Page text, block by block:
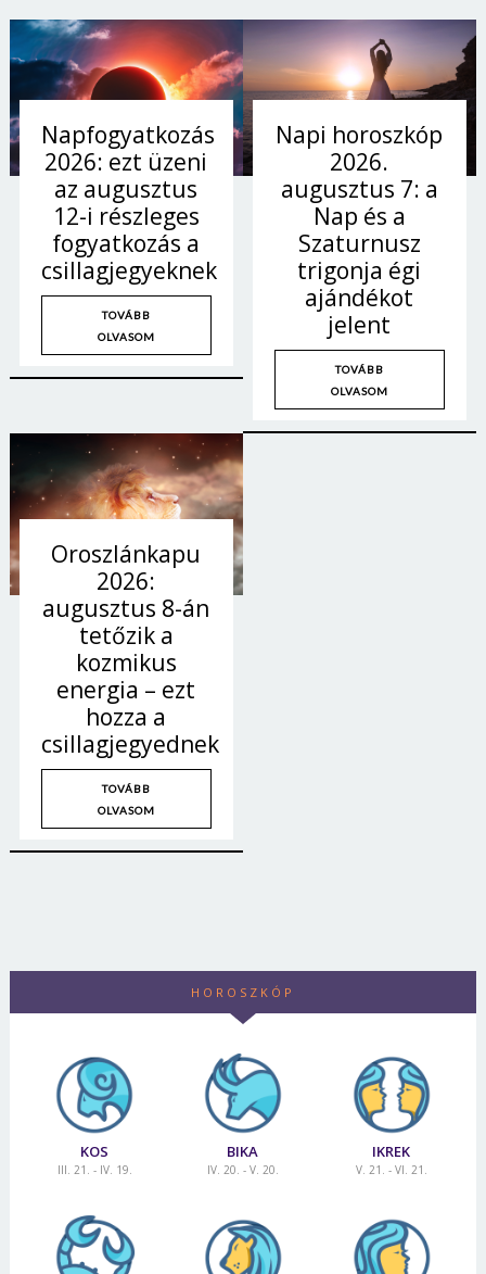
Napfogyatkozás
2026: ezt üzeni
az augusztus
12-i részleges
fogyatkozás a
csillagjegyeknek
TOVÁBB
OLVASOM
Napi horoszkóp
2026.
augusztus 7: a
Nap és a
Szaturnusz
trigonja égi
ajándékot
jelent
TOVÁBB
OLVASOM
Oroszlánkapu
2026:
augusztus 8-án
tetőzik a
kozmikus
energia – ezt
hozza a
csillagjegyednek
TOVÁBB
OLVASOM
HOROSZKÓP
KOS
III. 21. - IV. 19.
BIKA
IV. 20. - V. 20.
IKREK
V. 21. - VI. 21.